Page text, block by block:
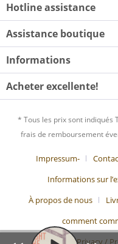
Hotline assistance
Assistance boutique
Informations
Acheter excellente!
* Tous les prix sont indiqués
frais de remboursement
Impressum-
Informations sur
À propos de nous
comment
Privacy /